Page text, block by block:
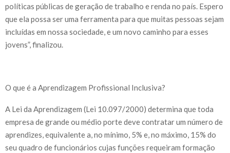
políticas públicas de geração de trabalho e renda no país. Espero
que ela possa ser uma ferramenta para que muitas pessoas sejam
incluídas em nossa sociedade, e um novo caminho para esses
jovens”, finalizou.
O que é a Aprendizagem Profissional Inclusiva?
A Lei da Aprendizagem (Lei 10.097/2000) determina que toda
empresa de grande ou médio porte deve contratar um número de
aprendizes, equivalente a, no mínimo, 5% e, no máximo, 15% do
seu quadro de funcionários cujas funções requeiram formação